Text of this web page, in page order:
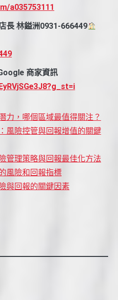
a035753111
長 林鎰洲0931-666449
商家資訊
力，哪個區域最值得關注？
風險控管與回報增值的關鍵
管理策略與回報最佳化方法
風險和回報指標
與回報的關鍵因素